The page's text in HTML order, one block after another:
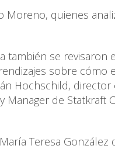
Moreno, quienes
también se revisaron
sobre cómo
Hochschild, director
Manager de Statkraft
Teresa